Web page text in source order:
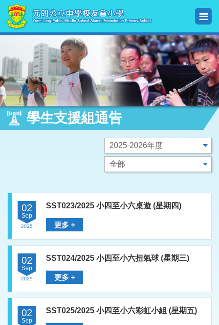
學生支援組通告
02
Sep
2025
SST023/2025 小四至小六桌遊 (星期四)
更多 +
02
Sep
2025
SST024/2025 小四至小六扭氣球 (星期三)
更多 +
02
Sep
SST025/2025 小四至小六彩虹小組 (星期五)